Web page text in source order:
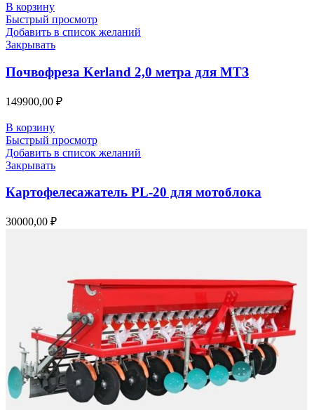
В корзину
Быстрый просмотр
Добавить в список желаний
Закрывать
Почвофреза Kerland 2,0 метра для МТЗ
149900,00 ₽
В корзину
Быстрый просмотр
Добавить в список желаний
Закрывать
Картофелесажатель PL-20 для мотоблока
30000,00 ₽